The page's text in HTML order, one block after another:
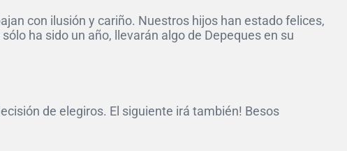
con ilusión y cariño. Nuestros hijos han estado felices,
ha sido un año, llevarán algo de Depeques en su
de elegiros. El siguiente irá también! Besos